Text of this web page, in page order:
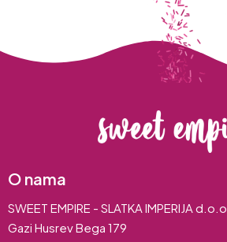
O nama
SWEET EMPIRE - SLATKA IMPERIJA d.o.o.
Gazi Husrev Bega 179